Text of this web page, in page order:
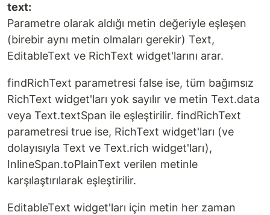
text:
Parametre olarak aldığı metin değeriyle eşleşen
(birebir aynı metin olmaları gerekir) Text,
EditableText ve RichText widget'larını arar.
findRichText parametresi false ise, tüm bağımsız
RichText widget'ları yok sayılır ve metin Text.data
veya Text.textSpan ile eşleştirilir. findRichText
parametresi true ise, RichText widget'ları (ve
dolayısıyla Text ve Text.rich widget'ları),
InlineSpan.toPlainText verilen metinle
karşılaştırılarak eşleştirilir.
EditableText widget'ları için metin her zaman